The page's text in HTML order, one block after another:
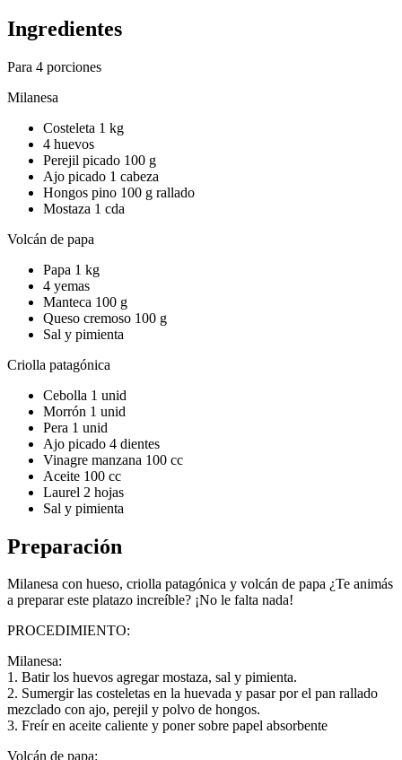
Ingredientes
Para 4 porciones
Milanesa
Costeleta 1 kg
4 huevos
Perejil picado 100 g
Ajo picado 1 cabeza
Hongos pino 100 g rallado
Mostaza 1 cda
Volcán de papa
Papa 1 kg
4 yemas
Manteca 100 g
Queso cremoso 100 g
Sal y pimienta
Criolla patagónica
Cebolla 1 unid
Morrón 1 unid
Pera 1 unid
Ajo picado 4 dientes
Vinagre manzana 100 cc
Aceite 100 cc
Laurel 2 hojas
Sal y pimienta
Preparación
Milanesa con hueso, criolla patagónica y volcán de papa ¿Te animás
a preparar este platazo increíble? ¡No le falta nada!
PROCEDIMIENTO:
Milanesa:
1. Batir los huevos agregar mostaza, sal y pimienta.
2. Sumergir las costeletas en la huevada y pasar por el pan rallado
mezclado con ajo, perejil y polvo de hongos.
3. Freír en aceite caliente y poner sobre papel absorbente
Volcán de papa: